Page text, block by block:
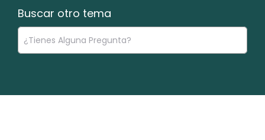
Buscar otro tema